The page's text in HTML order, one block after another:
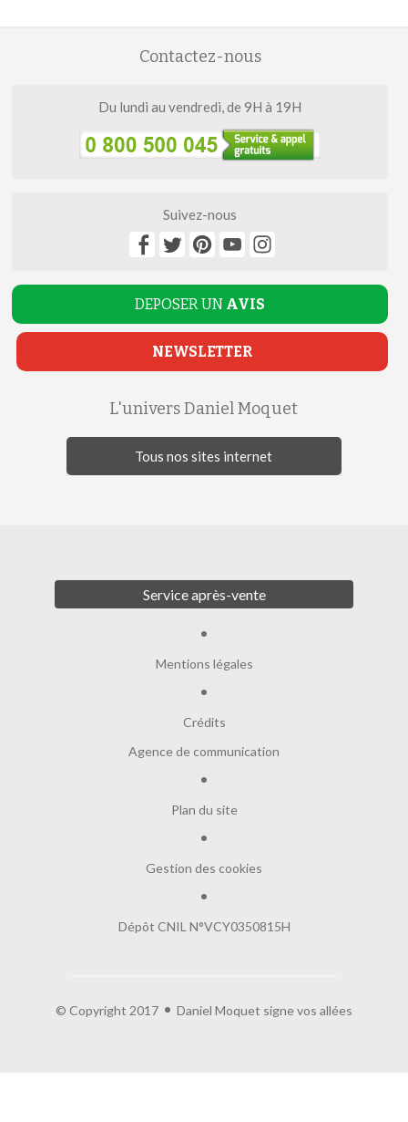
Contactez-nous
Du lundi au vendredi, de 9H à 19H
Suivez-nous
DEPOSER UN AVIS
NEWSLETTER
L'univers Daniel Moquet
Tous nos sites internet
Service après-vente
Mentions légales
Crédits
Agence de communication
Plan du site
Gestion des cookies
Dépôt CNIL N°VCY0350815H
© Copyright 2017 Daniel Moquet signe vos allées